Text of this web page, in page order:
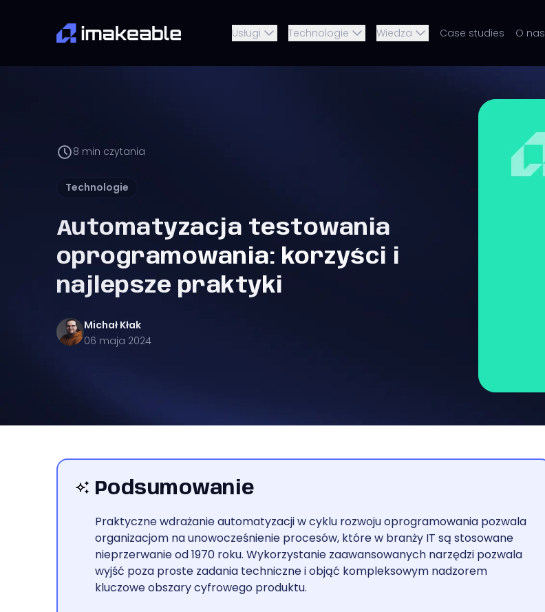
Usługi Technologie Wiedza Case studies O nas
8 min czytania
Technologie
Automatyzacja testowania
oprogramowania: korzyści i
najlepsze praktyki
Michał Kłak
06 maja 2024
Podsumowanie
Praktyczne wdrażanie automatyzacji w cyklu rozwoju oprogramowania pozwala
organizacjom na unowocześnienie procesów, które w branży IT są stosowane
nieprzerwanie od 1970 roku. Wykorzystanie zaawansowanych narzędzi pozwala
wyjść poza proste zadania techniczne i objąć kompleksowym nadzorem
kluczowe obszary cyfrowego produktu.